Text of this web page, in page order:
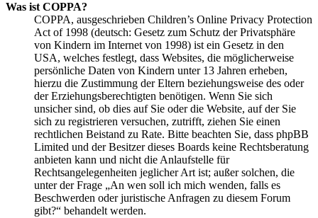
Was ist COPPA?
COPPA, ausgeschrieben Children’s Online Privacy Protection
Act of 1998 (deutsch: Gesetz zum Schutz der Privatsphäre
von Kindern im Internet von 1998) ist ein Gesetz in den
USA, welches festlegt, dass Websites, die möglicherweise
persönliche Daten von Kindern unter 13 Jahren erheben,
hierzu die Zustimmung der Eltern beziehungsweise des oder
der Erziehungsberechtigten benötigen. Wenn Sie sich
unsicher sind, ob dies auf Sie oder die Website, auf der Sie
sich zu registrieren versuchen, zutrifft, ziehen Sie einen
rechtlichen Beistand zu Rate. Bitte beachten Sie, dass phpBB
Limited und der Besitzer dieses Boards keine Rechtsberatung
anbieten kann und nicht die Anlaufstelle für
Rechtsangelegenheiten jeglicher Art ist; außer solchen, die
unter der Frage „An wen soll ich mich wenden, falls es
Beschwerden oder juristische Anfragen zu diesem Forum
gibt?“ behandelt werden.